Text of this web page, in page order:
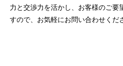
力と交渉力を活かし、お客様のご要
すので、お気軽にお問い合わせくだ